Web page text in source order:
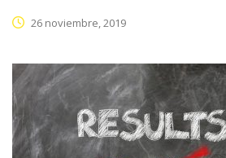
26 noviembre, 2019